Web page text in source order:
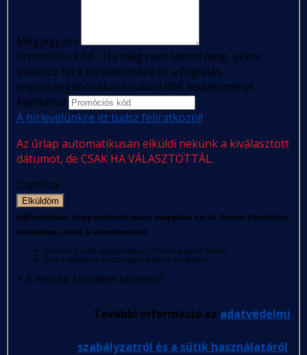
Megjegyzés
Promóciós kód - Ha még nem tetted meg, akkor
iratkozz fel a hírlevelünkre és a foglalás
végösszegéből akár további 80€ kedvezményt
kaphatsz!
A hírlevelünkre itt tudsz feliratkozni!
Az űrlap automatikusan elküldi nekünk a kiválasztott
dátumot, de CSAK HA VÁLASZTOTTÁL.
Captcha
Elküldöm
Előfordulhat, hogy levelünk spam mappába kerül. Ennek elkerülése
érdekében, tedd a következőket:
Kattints a jobb egérgombbal a tőlünk kapott levélre
Add a feladót a biztonságos feladók listájához
* A mezők kitöltése kötelező
További információ az adatvédelmi
szabályzatról és a sütik használatáról.